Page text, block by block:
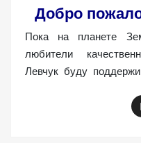
Добро
Пока на планете
любители
Левчук буду